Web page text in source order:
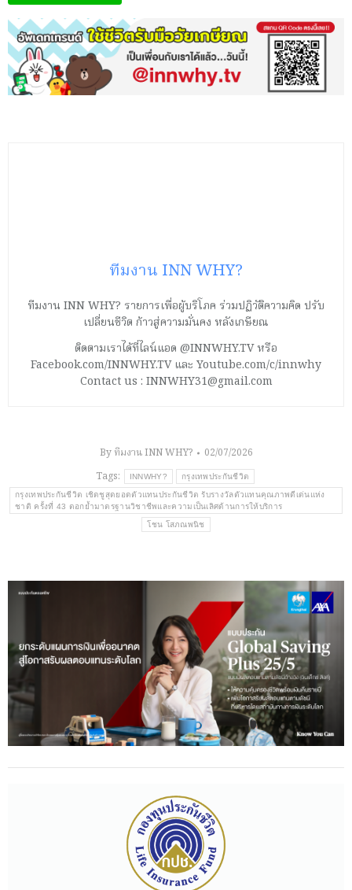
ทีมงาน INN WHY?
ทีมงาน INN WHY? รายการเพื่อผู้บริโภค ร่วมปฏิวัติความคิด ปรับ
เปลี่ยนชีวิต ก้าวสู่ความมั่นคง หลังเกษียณ
ติดตามเราได้ที่ไลน์แอด @INNWHY.TV หรือ
Facebook.com/INNWHY.TV และ Youtube.com/c/innwhy
Contact us : INNWHY31@gmail.com
Byทีมงาน INN WHY?
02/07/2026
Tags:
INNWHY? กรุงเทพประกันชีวิต
กรุงเทพประกันชีวิต เชิดชูสุดยอดตัวแทนประกันชีวิต รับรางวัลตัวแทนคุณภาพดีเด่นแห่ง
ชาติ ครั้งที่ 43 ตอกย้ำมาตรฐานวิชาชีพและความเป็นเลิศด้านการให้บริการ
โชน โสภณพนิช